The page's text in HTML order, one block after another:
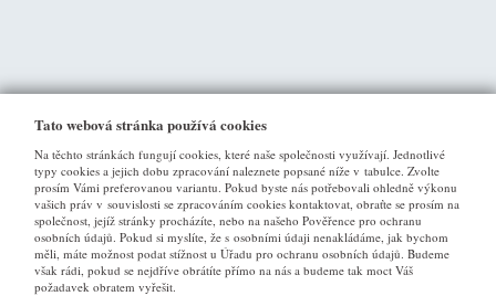
VŠE O NÁKUPU
Tato webová stránka používá cookies
Na těchto stránkách fungují cookies, které naše společnosti využívají. Jednotlivé
typy cookies a jejich dobu zpracování naleznete popsané níže v tabulce. Zvolte
prosím Vámi preferovanou variantu. Pokud byste nás potřebovali ohledně výkonu
vašich práv v souvislosti se zpracováním cookies kontaktovat, obraťte se prosím na
společnost, jejíž stránky procházíte, nebo na našeho Pověřence pro ochranu
osobních údajů. Pokud si myslíte, že s osobními údaji nenakládáme, jak bychom
měli, máte možnost podat stížnost u Úřadu pro ochranu osobních údajů. Budeme
však rádi, pokud se nejdříve obrátíte přímo na nás a budeme tak moct Váš
požadavek obratem vyřešit.